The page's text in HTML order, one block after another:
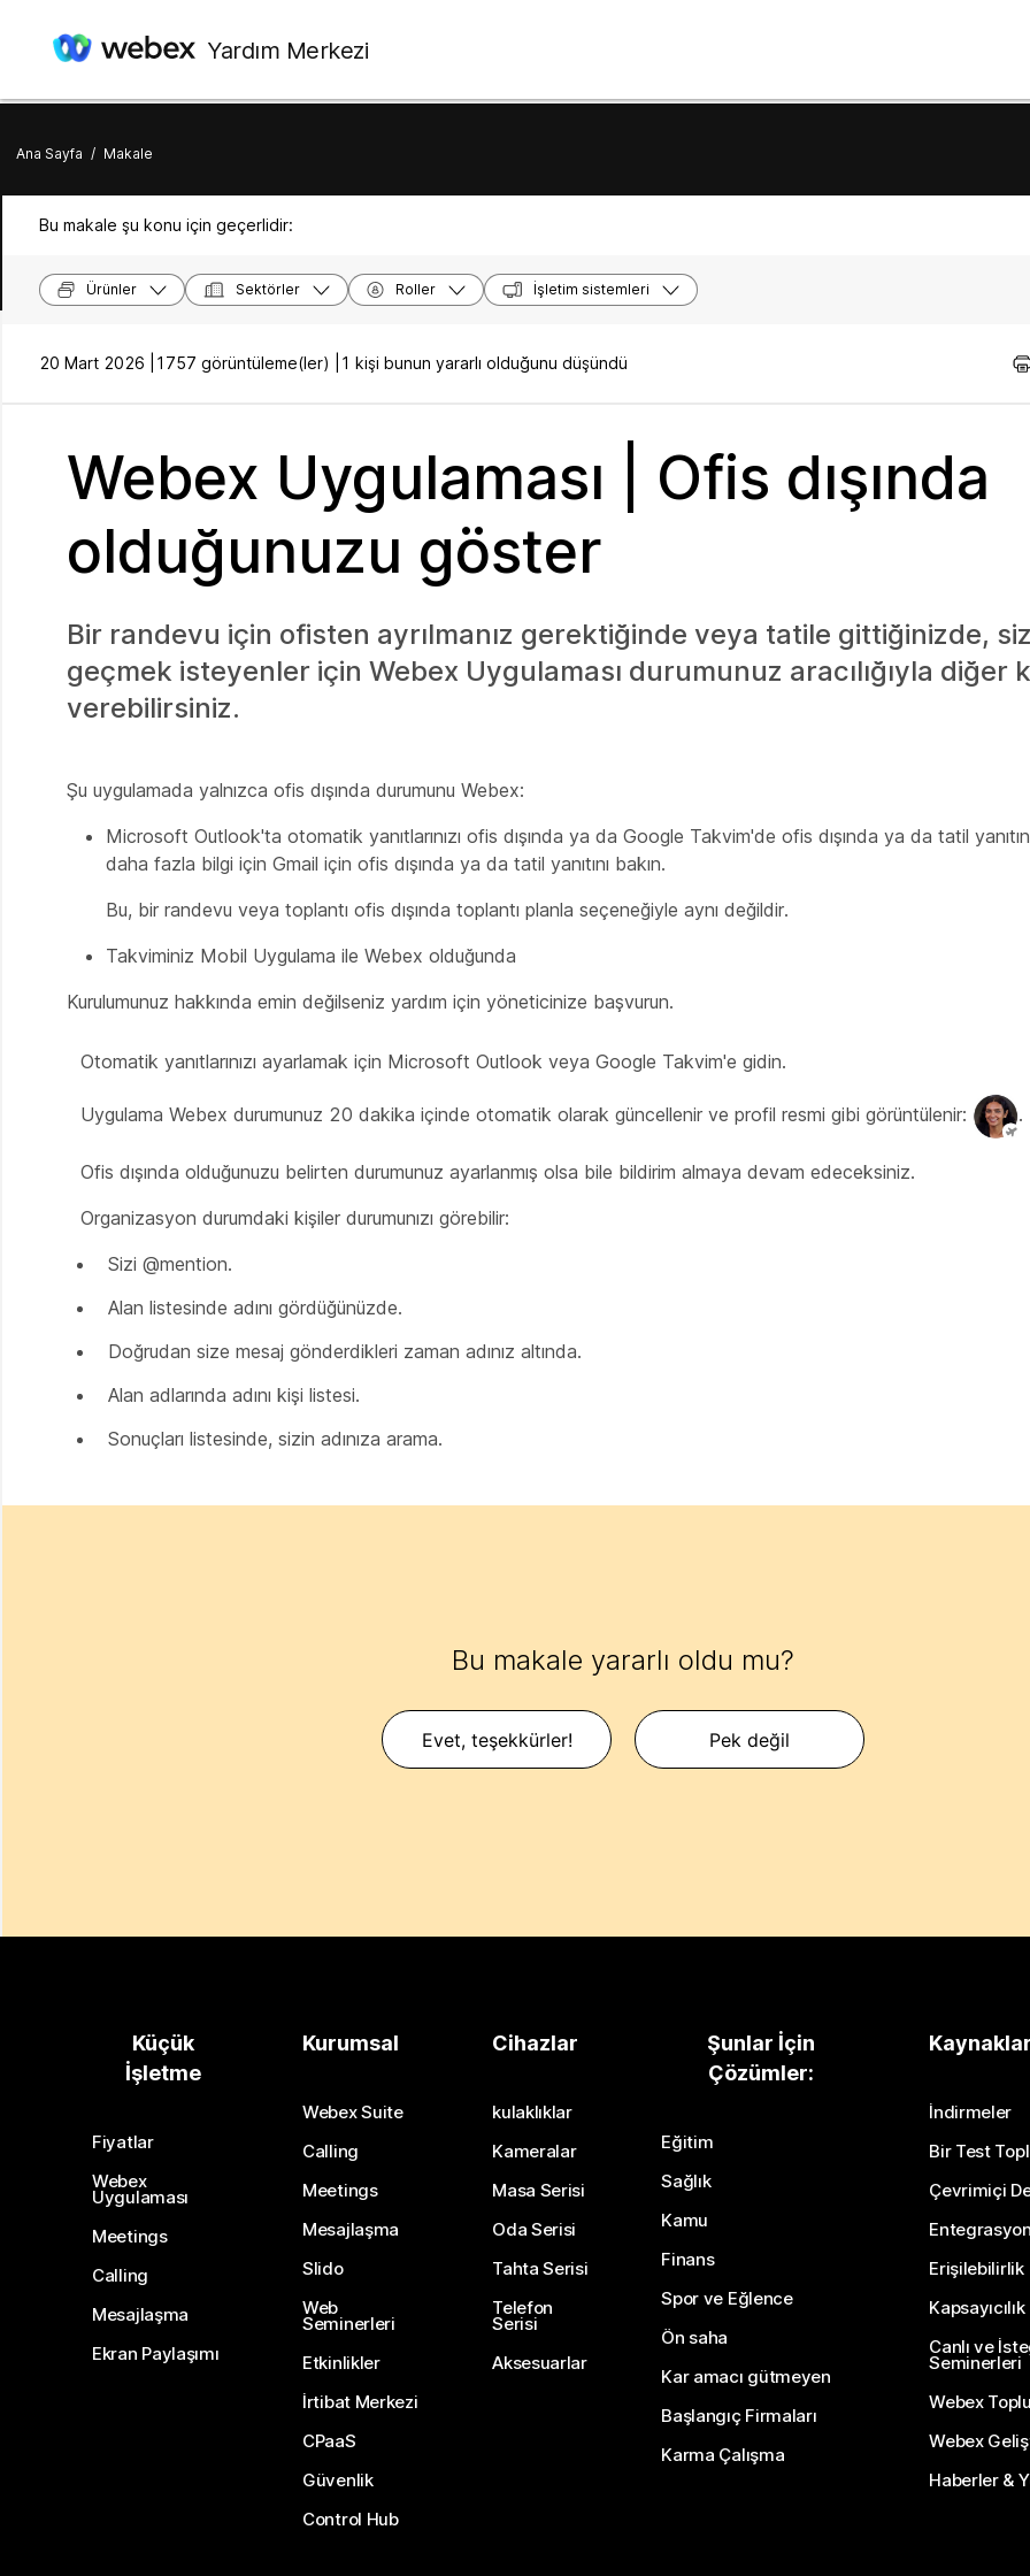
Yardım Merkezi
Ana Sayfa / Makale
Bu makale şu konu için geçerlidir:
Ürünler Sektörler Roller İşletim sistemleri
20 Mart 2026 | 1757 görüntüleme(ler) | 1 kişi bunun yararlı olduğunu düşündü
Webex Uygulaması | Ofis dışında
olduğunuzu göster
Bir randevu için ofisten ayrılmanız gerektiğinde veya tatile gittiğinizde,
geçmek isteyenler için Webex Uygulaması durumunuz aracılığıyla diğer
verebilirsiniz.
Şu uygulamada yalnızca ofis dışında durumunu Webex:
Microsoft Outlook'ta otomatik yanıtlarınızı ofis dışında ya da Google Takvim'de ofis dışında ya da tatil
daha fazla bilgi için Gmail için ofis dışında ya da tatil yanıtını bakın.
Bu, bir randevu veya toplantı ofis dışında toplantı planla seçeneğiyle aynı değildir.
Takviminiz Mobil Uygulama ile Webex olduğunda
Kurulumunuz hakkında emin değilseniz yardım için yöneticinize başvurun.
Otomatik yanıtlarınızı ayarlamak için Microsoft Outlook veya Google Takvim'e gidin.
Uygulama Webex durumunuz 20 dakika içinde otomatik olarak güncellenir ve profil resmi gibi görüntülenir: .
Ofis dışında olduğunuzu belirten durumunuz ayarlanmış olsa bile bildirim almaya devam edeceksiniz.
Organizasyon durumdaki kişiler durumunızı görebilir:
Sizi @mention.
Alan listesinde adını gördüğünüzde.
Doğrudan size mesaj gönderdikleri zaman adınız altında.
Alan adlarında adını kişi listesi.
Sonuçları listesinde, sizin adınıza arama.
Bu makale yararlı oldu mu?
Evet, teşekkürler! Pek değil
Küçük
İşletme
Fiyatlar
Webex
Uygulaması
Meetings
Calling
Mesajlaşma
Ekran Paylaşımı
Kurumsal
Webex Suite
Calling
Meetings
Mesajlaşma
Slido
Web
Seminerleri
Etkinlikler
İrtibat Merkezi
CPaaS
Güvenlik
Control Hub
Cihazlar
kulaklıklar
Kameralar
Masa Serisi
Oda Serisi
Tahta Serisi
Telefon
Serisi
Aksesuarlar
Şunlar İçin
Çözümler:
Eğitim
Sağlık
Kamu
Finans
Spor ve Eğlence
Ön saha
Kar amacı gütmeyen
Başlangıç Firmaları
Karma Çalışma
Kaynaklar
İndirmeler
Bir Test
Çevrimiçi
Entegrasyon
Erişilebilirlik
Kapsayıcılık
Canlı ve
Seminerleri
Webex
Webex
Haberler &